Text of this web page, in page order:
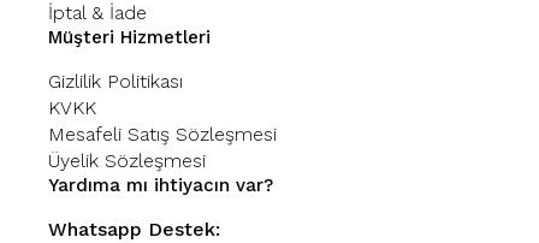
İptal & İade
Müşteri Hizmetleri
Gizlilik Politikası
KVKK
Mesafeli Satış Sözleşmesi
Üyelik Sözleşmesi
Yardıma mı ihtiyacın var?
Whatsapp Destek: